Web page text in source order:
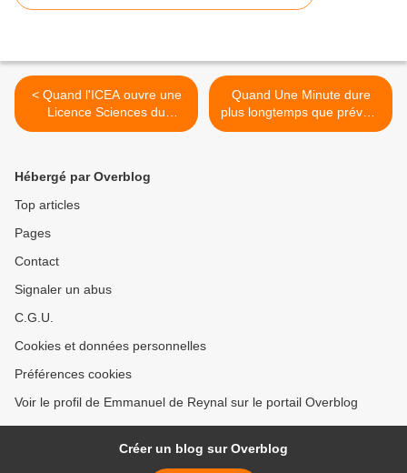
< Quand l'ICEA ouvre une
Licence Sciences du
Numérique...
Quand Une Minute dure
plus longtemps que prévu...
>
Hébergé par Overblog
Top articles
Pages
Contact
Signaler un abus
C.G.U.
Cookies et données personnelles
Préférences cookies
Voir le profil de Emmanuel de Reynal sur le portail Overblog
Créer un blog sur Overblog